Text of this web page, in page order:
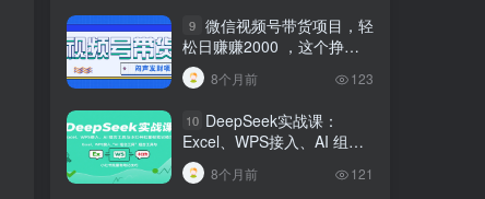
9 微信视频号带货项目，轻
松日赚赚2000 ，这个挣钱
入口很多伙伴都在闷声发财
8个月前 123
10 DeepSeek实战课：
Excel、WPS接入、AI 组合
工具与小红书批量做笔记技
巧
8个月前 121